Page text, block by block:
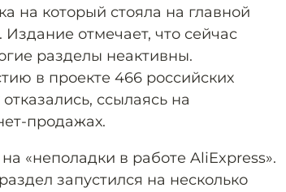
на который стояла на главной
отмечает, что сейчас
разделы неактивны.
в проекте 466 российских
ссылаясь на
продажах.
«неполадки в работе AliExpress».
запустился на несколько